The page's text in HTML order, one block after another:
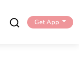
Get App